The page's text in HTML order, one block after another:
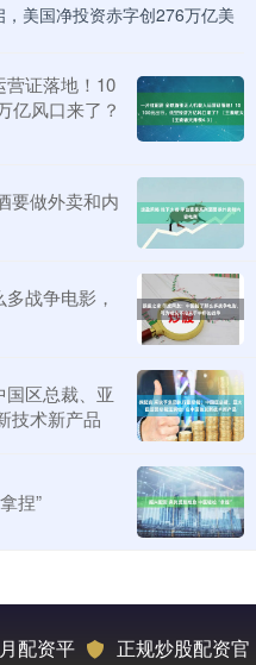
美国净投资赤字创276万亿美
营证落地！10
亿风口来了？
要做外卖和内
战争电影，
区总裁、亚
技术新产品
捏”
配资平
正规炒股配资官